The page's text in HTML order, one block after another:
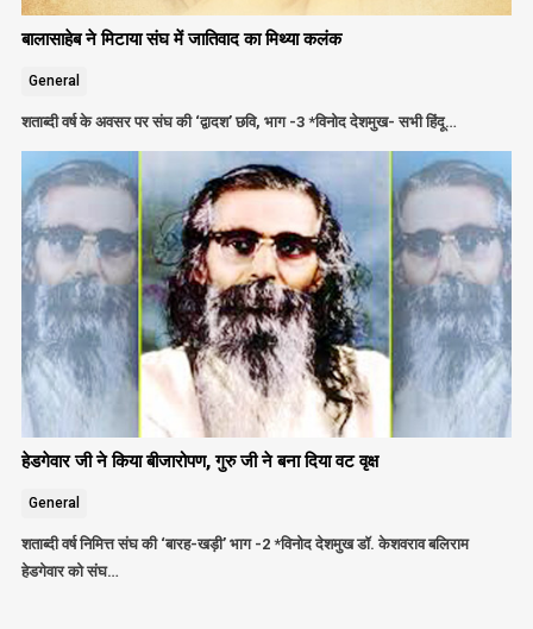
बालासाहेब ने मिटाया संघ में जातिवाद का मिथ्या कलंक
General
शताब्दी वर्ष के अवसर पर संघ की ‘द्वादश’ छवि, भाग -3 *विनोद देशमुख- सभी हिंदू…
हेडगेवार जी ने किया बीजारोपण, गुरु जी ने बना दिया वट वृक्ष
General
शताब्दी वर्ष निमित्त संघ की ‘बारह-खड़ी’ भाग -2 *विनोद देशमुख डॉ. केशवराव बलिराम
हेडगेवार को संघ…